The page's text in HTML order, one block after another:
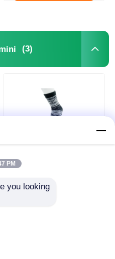
(3)
calzini degli uomini
respirabili colpisce
con forza gli uomini
con il doppio strato
PM
you looking